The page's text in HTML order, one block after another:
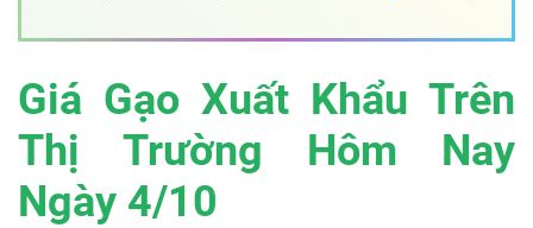
Giá Gạo Xuất Khẩu Trên
Thị Trường Hôm Nay
Ngày 4/10